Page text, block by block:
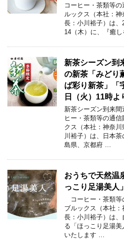
コーヒー・茶類等
ルックス（本社：
長：小川裕子）は、
14（木）に、『癒
新茶シーズン到
の新茶「みどり
ば彩り新茶」「
日（火）11時
新茶シーズン到来間
ヒー・茶類等の通
クス（本社：神奈
川裕子）は、日本
島県、京都府 …
おうちで天然温
っこり足湯美人
コーヒー・茶類等
ブルックス（本社
長：小川裕子）は
る「ほっこり足湯
いたします …